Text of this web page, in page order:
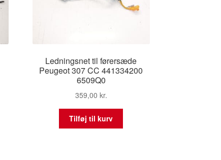
Ledningsnet til førersæde
Peugeot 307 CC 441334200
6509Q0
359,00 kr.
Tilføj til kurv